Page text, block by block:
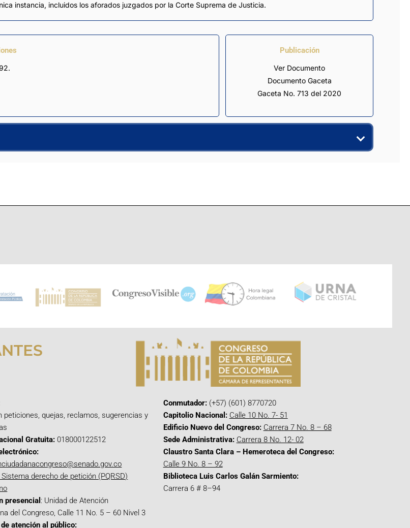
instancia, incluidos los aforados juzgados por la Corte Suprema de Justicia.
Publicación
Ver Documento
Documento Gaceta
Gaceta No. 713 del 2020
peticiones, quejas, reclamos, sugerencias y
Gratuita: 018000122512
Sistema derecho de petición (PQRSD)
presencial : Unidad de Atención
del Congreso, Calle 11 No. 5 – 60 Nivel 3
atención al público:
Conmutador:(+57) (601) 8770720
Capitolio Nacional: Calle 10 No. 7- 51
Edificio Nuevo del Congreso: Carrera 7 No. 8 – 68
Sede Administrativa: Carrera 8 No. 12- 02
Claustro Santa Clara – Hemeroteca del Congreso:
Calle 9 No. 8 – 92
Biblioteca Luis Carlos Galán Sarmiento:
Carrera 6 # 8–94